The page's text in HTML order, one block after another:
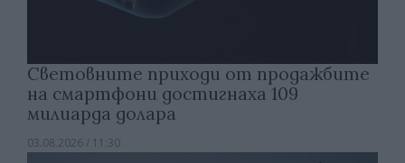
Световните приходи от продажбите
на смартфони достигнаха 109
милиарда долара
03.08.2026 / 11:30